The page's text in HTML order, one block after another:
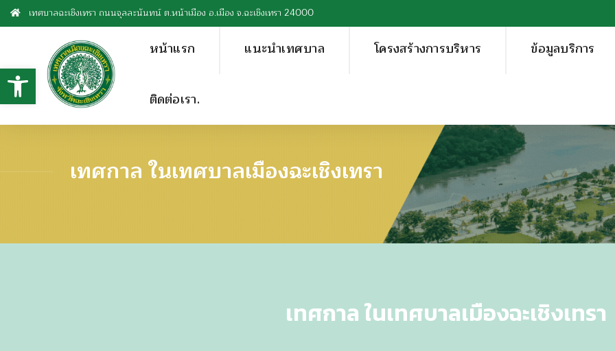
เทศบาลฉะเชิงเทรา ถนนจุลละนันทน์ ต.หน้าเมือง อ.เมือง จ.ฉะเชิงเทรา 24000
หน้าแรก แนะนำเทศบาล โครงสร้างการบริหาร ข้อมูลบริการ
ติดต่อเรา.
เทศกาล ในเทศบาลเมืองฉะเชิงเทรา
เทศกาล ในเทศบาลเมืองฉะเชิงเทรา
Open toolbar